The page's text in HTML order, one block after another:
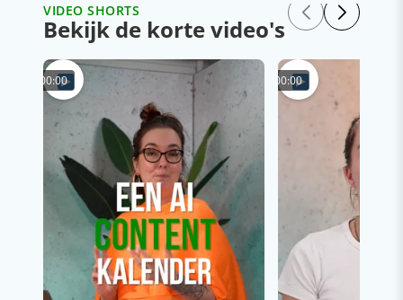
VIDEO SHORTS
Bekijk de korte video's
00:00 00:00